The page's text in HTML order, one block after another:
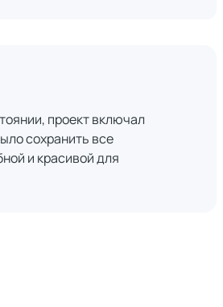
проект включал
сохранить все
и красивой для